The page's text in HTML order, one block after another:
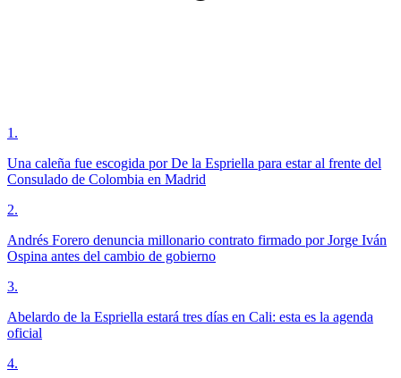
1 .
Una caleña fue escogida por De la Espriella para estar al frente del
Consulado de Colombia en Madrid
2.
Andrés Forero denuncia millonario contrato firmado por Jorge Iván
Ospina antes del cambio de gobierno
3.
Abelardo de la Espriella estará tres días en Cali: esta es la agenda
oficial
4.